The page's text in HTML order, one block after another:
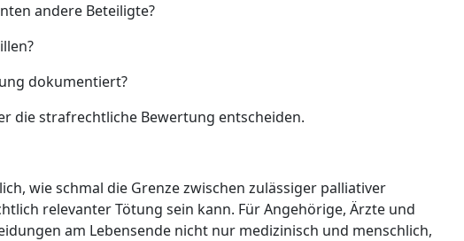
andere Beteiligte?
dokumentiert?
die strafrechtliche Bewertung entscheiden.
wie schmal die Grenze zwischen zulässiger palliativer
relevanter Tötung sein kann. Für Angehörige, Ärzte und
am Lebensende nicht nur medizinisch und menschlich,